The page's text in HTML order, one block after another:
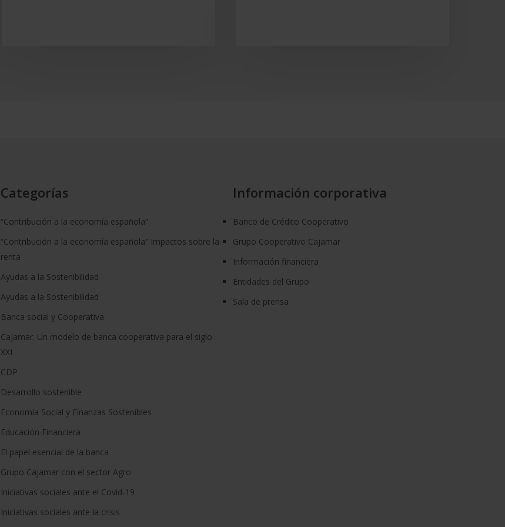
Categorías
“Contribución a la economía española”
“Contribución a la economía española” Impactos sobre la
renta
Ayudas a la Sostenibilidad
Ayudas a la Sostenibilidad
Banca social y Cooperativa
Cajamar. Un modelo de banca cooperativa para el siglo
XXI
CDP
Desarrollo sostenible
Economía Social y Finanzas Sostenibles
Educación Financiera
El papel esencial de la banca
Grupo Cajamar con el sector Agro
Iniciativas sociales ante el Covid-19
Iniciativas sociales ante la crisis
Información corporativa
Banco de Crédito Cooperativo
Grupo Cooperativo Cajamar
Información financiera
Entidades del Grupo
Sala de prensa